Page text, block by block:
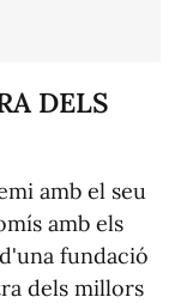
DELS
amb el seu
amb els
fundació
dels millors